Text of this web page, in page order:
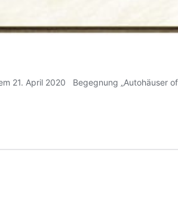
21. April 2020 Begegnung „Autohäuser